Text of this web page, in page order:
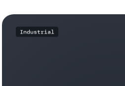
Industrial